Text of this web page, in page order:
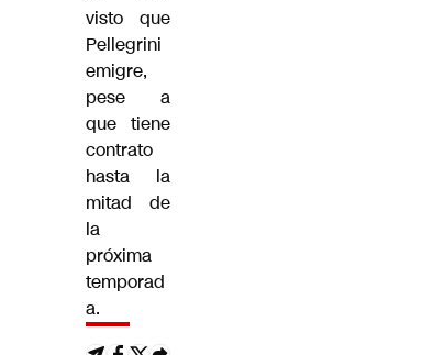
visto que
Pellegrini
emigre,
pese a
que tiene
contrato
hasta la
mitad de
la
próxima
temporad
a.